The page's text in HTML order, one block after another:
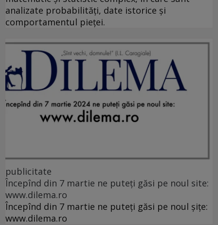
analizate probabilități, date istorice și
comportamentul pieței.
publicitate
Începînd din 7 martie ne puteți găsi pe noul site:
www.dilema.ro
Începînd din 7 martie ne puteți găsi pe noul șițe:
www.dilema.ro